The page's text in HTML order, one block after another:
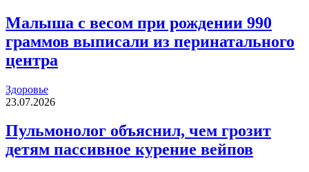
Малыша с весом при рождении 990
граммов выписали из перинатального
центра
Здоровье
23.07.2026
Пульмонолог объяснил, чем грозит
детям пассивное курение вейпов